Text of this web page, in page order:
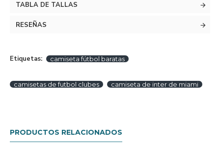
TABLA DE TALLAS
RESEÑAS
Etiquetas: camiseta fútbol baratas
camisetas de futbol clubes camiseta de inter de miami
PRODUCTOS RELACIONADOS